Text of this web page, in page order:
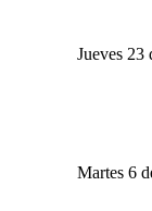
Jueves 23
Martes 6